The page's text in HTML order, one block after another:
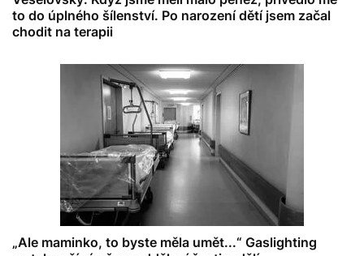
to do úplného šílenství. Po narození dětí jsem začal
chodit na terapii
„Ale maminko, to byste měla umět...“ Gaslighting